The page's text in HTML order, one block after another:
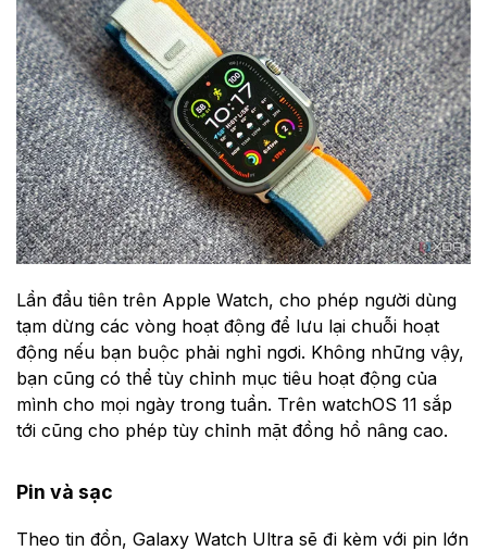
Lần đầu tiên trên Apple Watch, cho phép người dùng
tạm dừng các vòng hoạt động để lưu lại chuỗi hoạt
động nếu bạn buộc phải nghỉ ngơi. Không những vậy,
bạn cũng có thể tùy chỉnh mục tiêu hoạt động của
mình cho mọi ngày trong tuần. Trên watchOS 11 sắp
tới cũng cho phép tùy chỉnh mặt đồng hồ nâng cao.
Pin và sạc
Theo tin đồn, Galaxy Watch Ultra sẽ đi kèm với pin lớn